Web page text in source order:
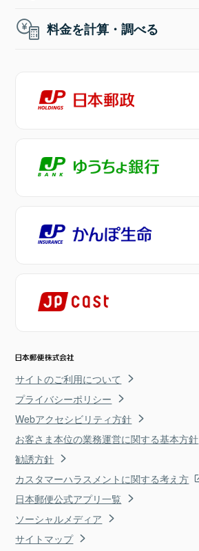
料金を計算・調べる
サイトのご利用について
プライバシーポリシー
Webアクセシビリティ方針
お客さま本位の業務運営に関する基本方針
勧誘方針
カスタマーハラスメントに関する考え方
日本郵便公式アプリ一覧
ソーシャルメディア
サイトマップ